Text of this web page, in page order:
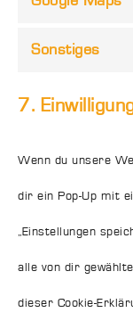
Sonstiges
7.
Wenn du unsere
dir ein Pop-Up mit
„Einstellungen
alle von dir
dieser Cookie-